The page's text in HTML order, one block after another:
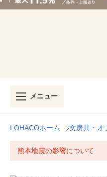
メニュー
LOHACOホーム 文房具・オ
熊本地震の影響について